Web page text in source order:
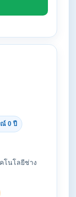
0 ปี
โนโลยีช่าง